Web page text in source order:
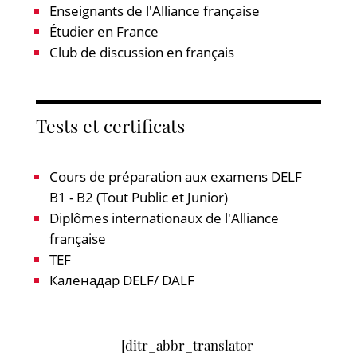
Enseignants de l'Alliance française
Étudier en France
Club de discussion en français
Tests et certificats
Cours de préparation aux examens DELF
B1 - B2 (Tout Public et Junior)
Diplômes internationaux de l'Alliance
française
TEF
Каленадар DELF/ DALF
[ditr_abbr_translator